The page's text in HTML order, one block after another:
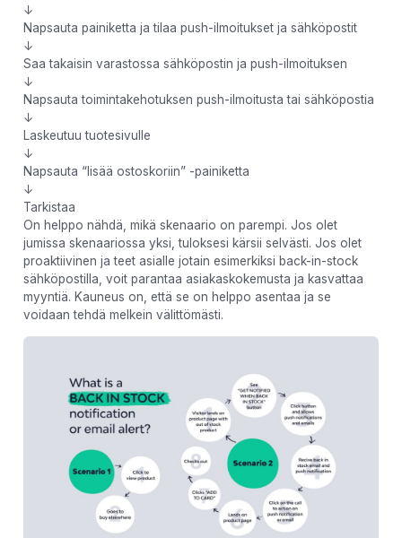
↓
Napsauta painiketta ja tilaa push-ilmoitukset ja sähköpostit
↓
Saa takaisin varastossa sähköpostin ja push-ilmoituksen
↓
Napsauta toimintakehotuksen push-ilmoitusta tai sähköpostia
↓
Laskeutuu tuotesivulle
↓
Napsauta “lisää ostoskoriin” -painiketta
↓
Tarkistaa
On helppo nähdä, mikä skenaario on parempi. Jos olet
jumissa skenaariossa yksi, tuloksesi kärsii selvästi. Jos olet
proaktiivinen ja teet asialle jotain esimerkiksi back-in-stock
sähköpostilla, voit parantaa asiakaskokemusta ja kasvattaa
myyntiä. Kauneus on, että se on helppo asentaa ja se
voidaan tehdä melkein välittömästi.